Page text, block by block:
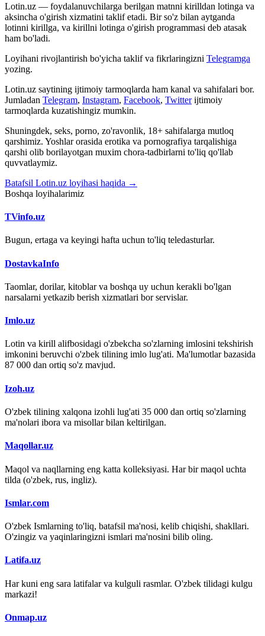
Lotin.uz — foydalanuvchilarga berilgan matnni kirilldan lotinga va
aksincha o'girish xizmatini taklif etadi. Bir so'z bilan aytganda
lotinni kirillga, va kirillni lotinga o'girish programmasi deb atasak
ham bo'ladi.
Loyihani rivojlantirish bo'yicha taklif va fikrlaringizni Telegramga
yozing.
Lotin.uz saytining ijtimoiy tarmoqlarda ham kanal va sahifalari bor.
Jumladan Telegram, Instagram, Facebook, Twitter ijtimoiy
tarmoqlarda kuzatishingiz mumkin.
Shuningdek, seks, porno, zo'ravonlik, 18+ sahifalarga mutloq
qarshimiz. Yoshlar orasida erotika va pornografiya tarqalishiga
qarshi olib borilayotgan muxim chora-tadbirlarni to'liq qo'llab
quvvatlaymiz.
Batafsil Lotin.uz loyihasi haqida →
Boshqa loyihalarimiz
TVinfo.uz
Bugun, ertaga va keyingi hafta uchun to'liq teledasturlar.
DostavkaInfo
Taomlar, dorilar, kitoblar va boshqa uy uchun kerakli bo'lgan
narsalarni yetkazib berish xizmatlari bor servislar.
Imlo.uz
Lotin va kirill alifbosidagi o'zbekcha so'zlarning imlosini tekshirish
imkonini beruvchi o'zbek tilining imlo lug'ati. Ma'lumotlar bazasida
87 000 dan ortiq so'z mavjud.
Izoh.uz
O'zbek tilining xalqona izohli lug'ati 35 000 dan ortiq so'zlarning
ma'nolari ibora va misollar bilan keltirilgan.
Maqollar.uz
Maqol va naqllarning eng katta kolleksiyasi. Har bir maqol uchta
tilda (o'zbek, rus, ingliz).
Ismlar.com
O'zbek Ismlarning to'liq, batafsil ma'nosi, kelib chiqishi, shakllari.
O'zingiz va yaqinlaringizni ismlari ma'nosini bilib oling.
Latifa.uz
Har kuni eng sara latifalar va kulguli rasmlar. O'zbek tilidagi kulgu
markazi!
Onmap.uz